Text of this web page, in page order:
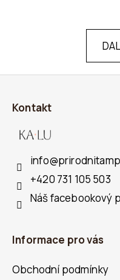
Kontakt
info@
+420 731 105 503
Náš facebookový
Informace pro vás
Obchodní podmínky